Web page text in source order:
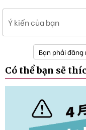
Ý kiến của bạn
Bạn phải
Có thể bạn sẽ